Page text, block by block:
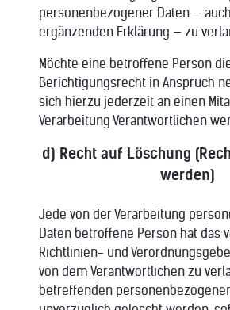
personenbezogener Daten —
ergänzenden Erklärung — zu
Möchte eine betroffene Person
Berichtigungsrecht in Anspruch
sich hierzu jederzeit an einen
Verarbeitung Verantwortlichen
d) Recht auf Löschung
werden)
Jede von der Verarbeitung
Daten betroffene Person hat das
Richtlinien- und
von dem Verantwortlichen zu
betreffenden